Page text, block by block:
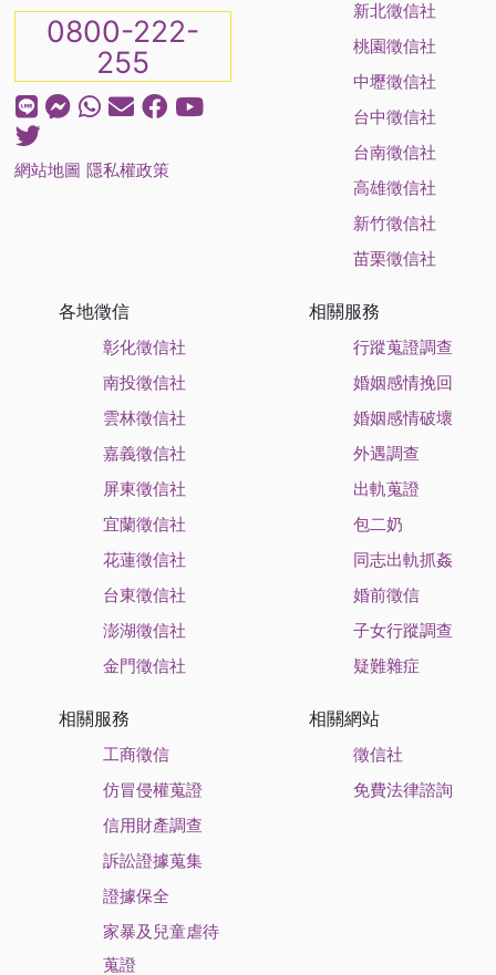
0800-222-
255
網站地圖 隱私權政策
新北徵信社
桃園徵信社
中壢徵信社
台中徵信社
台南徵信社
高雄徵信社
新竹徵信社
苗栗徵信社
各地徵信
彰化徵信社
南投徵信社
雲林徵信社
嘉義徵信社
屏東徵信社
宜蘭徵信社
花蓮徵信社
台東徵信社
澎湖徵信社
金門徵信社
相關服務
行蹤蒐證調查
婚姻感情挽回
婚姻感情破壞
外遇調查
出軌蒐證
包二奶
同志出軌抓姦
婚前徵信
子女行蹤調查
疑難雜症
相關服務
工商徵信
仿冒侵權蒐證
信用財產調查
訴訟證據蒐集
證據保全
家暴及兒童虐待
蒐證
相關網站
徵信社
免費法律諮詢